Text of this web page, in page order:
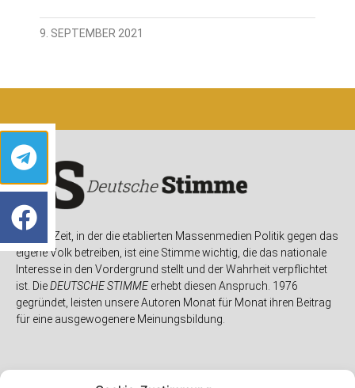
9. SEPTEMBER 2021
In einer Zeit, in der die etablierten Massenmedien Politik gegen das
eigene Volk betreiben, ist eine Stimme wichtig, die das nationale
Interesse in den Vordergrund stellt und der Wahrheit verpflichtet
ist. DieDEUTSCHE STIMMEerhebt diesen Anspruch. 1976
gegründet, leisten unsere Autoren Monat für Monat ihren Beitrag
für eine ausgewogenere Meinungsbildung.